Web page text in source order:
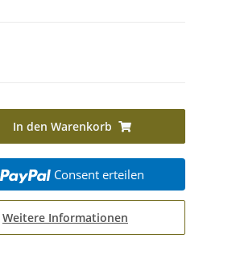
In den Warenkorb
Consent erteilen
Weitere Informationen